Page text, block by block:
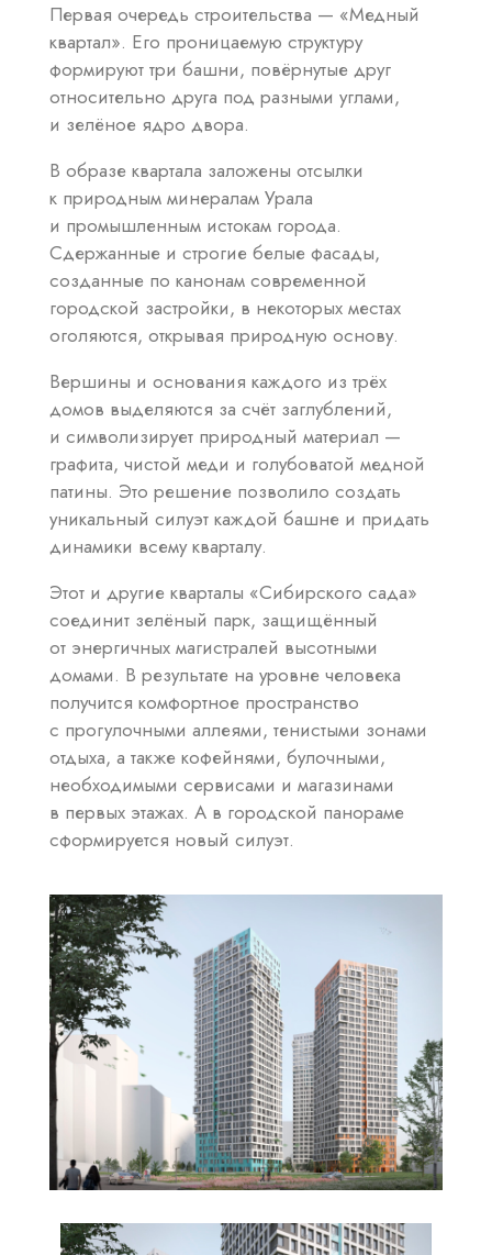
Первая очередь строительства — «Медный
квартал». Его проницаемую структуру
формируют три башни, повёрнутые друг
относительно друга под разными углами,
и зелёное ядро двора.
В образе квартала заложены отсылки
к природным минералам Урала
и промышленным истокам города.
Сдержанные и строгие белые фасады,
созданные по канонам современной
городской застройки, в некоторых местах
оголяются, открывая природную основу.
Вершины и основания каждого из трёх
домов выделяются за счёт заглублений,
и символизирует природный материал —
графита, чистой меди и голубоватой медной
патины. Это решение позволило создать
уникальный силуэт каждой башне и придать
динамики всему кварталу.
Этот и другие кварталы «Сибирского сада»
соединит зелёный парк, защищённый
от энергичных магистралей высотными
домами. В результате на уровне человека
получится комфортное пространство
с прогулочными аллеями, тенистыми зонами
отдыха, а также кофейнями, булочными,
необходимыми сервисами и магазинами
в первых этажах. А в городской панораме
сформируется новый силуэт.